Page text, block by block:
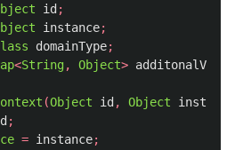
id ;
instance;
domainType;
<String, Object>
(Object id , Object
instance
;
= instance;